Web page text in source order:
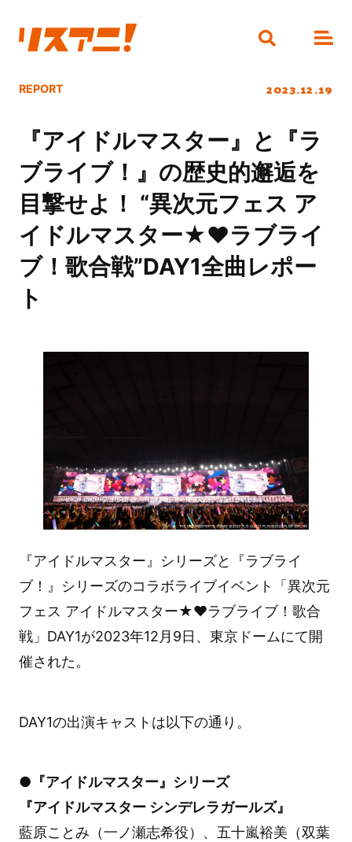
REPORT 2023.12.19
『アイドルマスター』と『ラ
ブライブ！』の歴史的邂逅を
目撃せよ！ “異次元フェス ア
イドルマスター★♥ラブライ
ブ！歌合戦”DAY1全曲レポー
ト
『アイドルマスター』シリーズと『ラブライ
ブ！』シリーズのコラボライブイベント「異次元
フェス アイドルマスター★♥ラブライブ！歌合
戦」DAY1が2023年12月9日、東京ドームにて開
催された。
DAY1の出演キャストは以下の通り。
●『アイドルマスター』シリーズ
『アイドルマスター シンデレラガールズ』
藍原ことみ（一ノ瀬志希役）、五十嵐裕美（双葉